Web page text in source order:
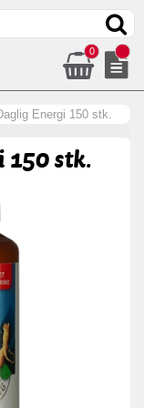
0
Energi 150 stk.
stk.